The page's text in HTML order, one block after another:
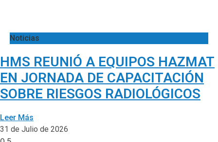
Noticias
HMS REUNIÓ A EQUIPOS HAZMAT
EN JORNADA DE CAPACITACIÓN
SOBRE RIESGOS RADIOLÓGICOS
Leer Más
31 de Julio de 2026